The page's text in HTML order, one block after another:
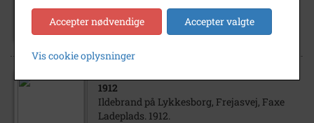
Faxe Ladeplads.
1912
Ildebrand på Lykkesborg, Frejasvej, Faxe
Ladeplads. 1912.
Accepter nødvendige Accepter valgte
Vis cookie oplysninger